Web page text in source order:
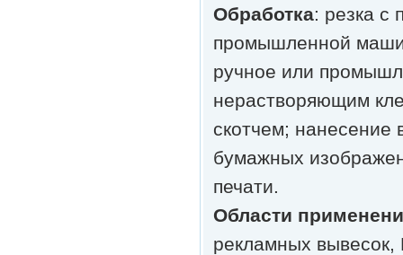
Обработка: резка с
промышленной
ручное или
нерастворяющим
скотчем; нанесение
бумажных
печати.
Области
рекламных